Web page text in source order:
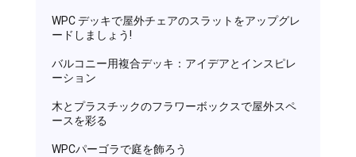
WPC デッキで屋外チェアのスラットをアップグレ
ードしましょう!
バルコニー用複合デッキ：アイデアとインスピレ
ーション
木とプラスチックのフラワーボックスで屋外スペ
ースを彩る
WPCパーゴラで庭を飾ろう